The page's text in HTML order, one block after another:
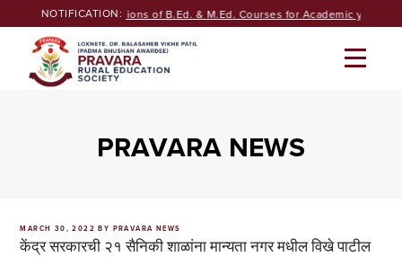
to
NOTIFICATION:
Seeking Admissions of B.Ed. & M.Ed. Courses for Academic year
PRAVARA NEWS
POSTED
ON
MARCH 30, 2022 BY PRAVARA NEWS
केंद्र सरकारची २१ सैनिकी शाळांना मान्यता नगर मधील विखे पाटील